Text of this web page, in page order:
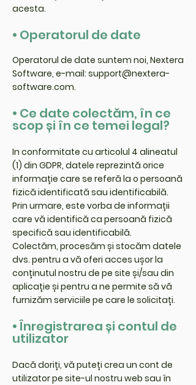
acesta.
• Operatorul de date
Operatorul de date suntem noi, Nextera
Software, e-mail: support@nextera-
software.com.
• Ce date colectăm, în ce
scop și în ce temei legal?
In conformitate cu articolul 4 alineatul
(1) din GDPR, datele reprezintă orice
informație care se referă la o persoană
fizică identificată sau identificabilă.
Prin urmare, este vorba de informații
care vă identifică ca persoană fizică
specifică sau identificabilă.
Colectăm, procesăm și stocăm datele
dvs. pentru a vă oferi acces ușor la
conținutul nostru de pe site și/sau din
aplicație și pentru a ne permite să vă
furnizăm serviciile pe care le solicitați.
• Înregistrarea și contul de
utilizator
Dacă doriți, vă puteți crea un cont de
utilizator pe site-ul nostru web sau în